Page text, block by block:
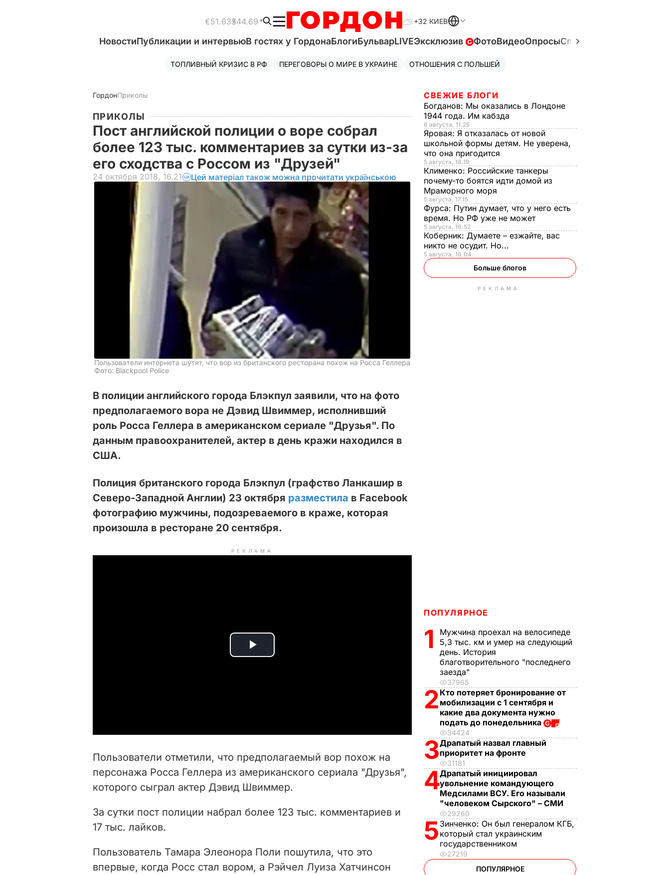
€51.63$44.69 +32 КИЕВ
НовостиПубликации и интервьюВ гостях у ГордонаБлогиБульварLIVEЭксклюзив ФотоВидеоОпросыСпецпроекты
ТОПЛИВНЫЙ КРИЗИС В РФ ПЕРЕГОВОРЫ О МИРЕ В УКРАИНЕ ОТНОШЕНИЯ С ПОЛЬШЕЙ
ГордонПриколы
ПРИКОЛЫ
Пост английской полиции о воре собрал
более 123 тыс. комментариев за сутки из-за
его сходства с Россом из "Друзей"
24 октября 2018, 16.21 Цей матеріал також можна прочитати українською
Пользователи интернета шутят, что вор из британского ресторана похож на Росса Геллера
Фото: Blackpool Police
В полиции английского города Блэкпул заявили, что на фото
предполагаемого вора не Дэвид Швиммер, исполнивший
роль Росса Геллера в американском сериале "Друзья". По
данным правоохранителей, актер в день кражи находился в
США.
Полиция британского города Блэкпул (графство Ланкашир в
Северо-Западной Англии) 23 октября разместила в Facebook
фотографию мужчины, подозреваемого в краже, которая
произошла в ресторане 20 сентября.
РЕКЛАМА
P
i
d
e
Пользователи отметили, что предполагаемый вор похож на
персонажа Росса Геллера из американского сериала "Друзья",
которого сыграл актер Дэвид Швиммер.
За сутки пост полиции набрал более 123 тыс. комментариев и
17 тыс. лайков.
Пользователь Тамара Элеонора Поли пошутила, что это
впервые, когда Росс стал вором, а Рэйчел Луиза Хатчинсон
СВЕЖИЕ БЛОГИ
Богданов: Мы оказались в Лондоне
1944 года. Им кабзда
6 августа, 11.25
Яровая: Я отказалась от новой
школьной формы детям. Не уверена,
что она пригодится
5 августа, 18.19
Клименко: Российские танкеры
почему-то боятся идти домой из
Мраморного моря
5 августа, 17.15
Фурса: Путин думает, что у него есть
время. Но РФ уже не может
5 августа, 16.52
Коберник: Думаете – езжайте, вас
никто не осудит. Но...
5 августа, 16.04
Больше блогов
РЕКЛАМА
ПОПУЛЯРНОЕ
1
Мужчина проехал на велосипеде
5,3 тыс. км и умер на следующий
день. История
благотворительного "последнего
заезда"
37965
2 Кто потеряет бронирование от
мобилизации с 1 сентября и
какие два документа нужно
подать до понедельника
34424
3Драпатый назвал главный
приоритет на фронте
31181
4Драпатый инициировал
увольнение командующего
Медсилами ВСУ. Его называли
"человеком Сырского" – СМИ
29260
5 Зинченко: Он был генералом КГБ,
который стал украинским
государственником
27219
ПОПУЛЯРНОЕ